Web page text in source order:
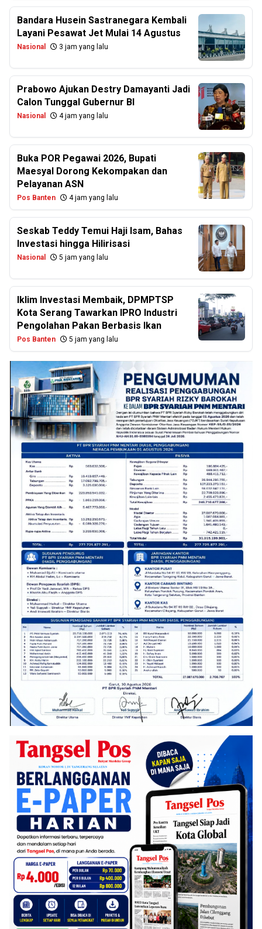
Bandara Husein Sastranegara Kembali
Layani Pesawat Jet Mulai 14 Agustus
Nasional 3 jam yang lalu
Prabowo Ajukan Destry Damayanti Jadi
Calon Tunggal Gubernur BI
Nasional 4 jam yang lalu
Buka POR Pegawai 2026, Bupati
Maesyal Dorong Kekompakan dan
Pelayanan ASN
Pos Banten 4 jam yang lalu
Seskab Teddy Temui Haji Isam, Bahas
Investasi hingga Hilirisasi
Nasional 5 jam yang lalu
Iklim Investasi Membaik, DPMPTSP
Kota Serang Tawarkan IPRO Industri
Pengolahan Pakan Berbasis Ikan
Pos Banten 5 jam yang lalu